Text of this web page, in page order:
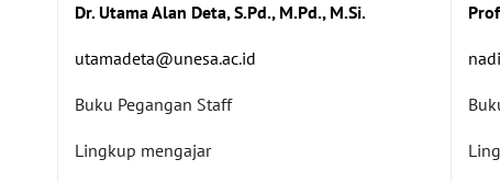
Dr. Utama Alan Deta, S.Pd., M.Pd., M.Si.
utamadeta@unesa.ac.id
Buku Pegangan Staff
Lingkup mengajar